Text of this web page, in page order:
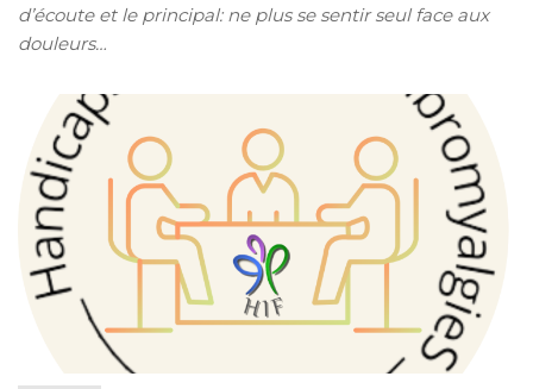
d’écoute et le principal: ne plus se sentir seul face aux
douleurs…